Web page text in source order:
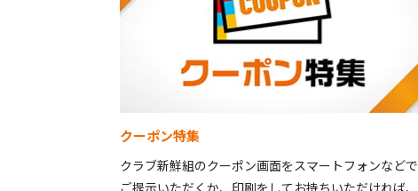
クーポン特集
クラブ新鮮組のクーポン画面をスマートフォンなどで